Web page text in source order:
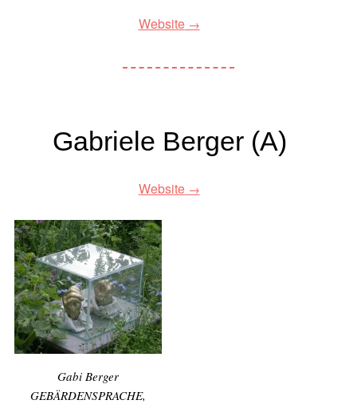
Website
Gabriele Berger (A)
Website
Gabi Berger
GEBÄRDENSPRACHE,